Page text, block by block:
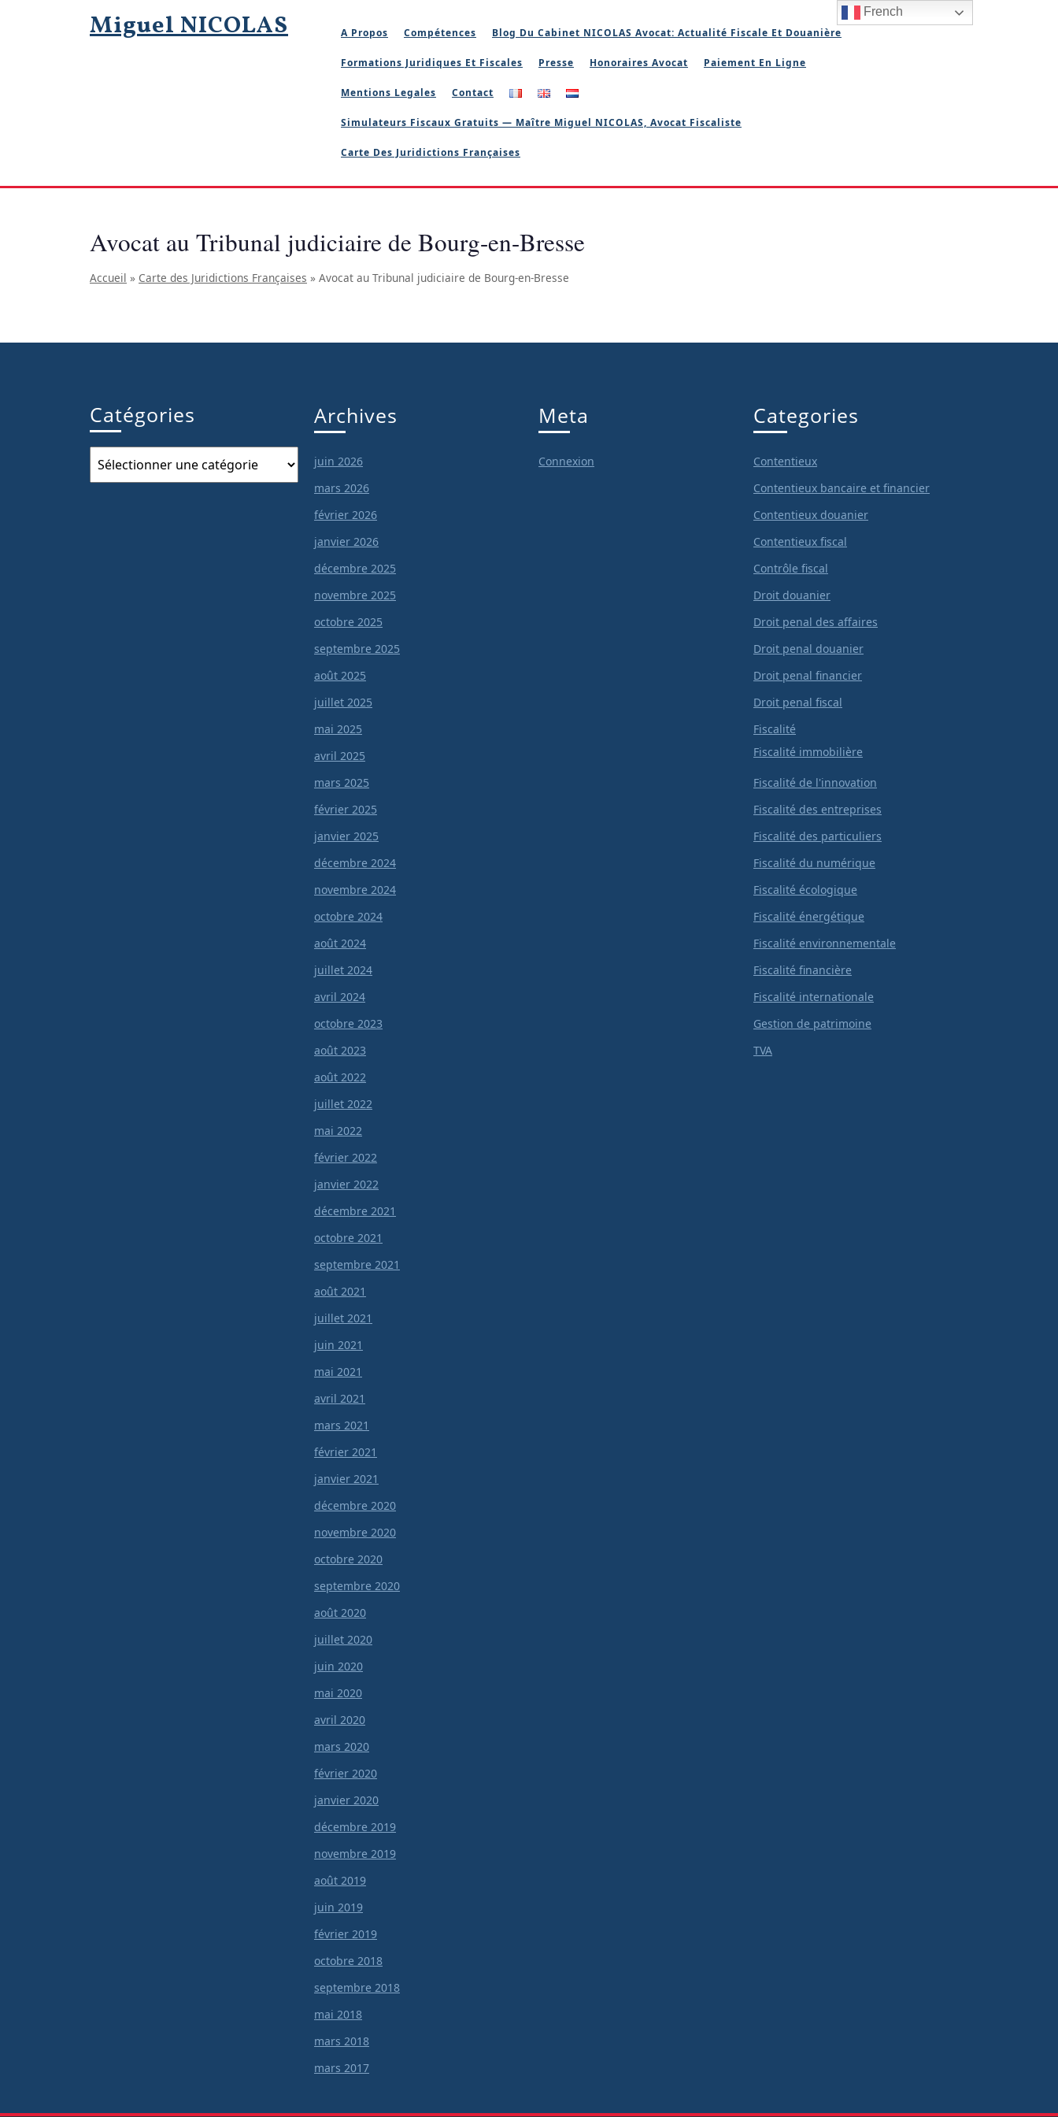
Miguel NICOLAS A Propos Compétences Blog Du Cabinet NICOLAS Avocat: Actualité Fiscale Et Douanière
Formations Juridiques Et Fiscales Presse Honoraires Avocat Paiement En Ligne
Mentions Legales Contact
Simulateurs Fiscaux Gratuits — Maître Miguel NICOLAS, Avocat Fiscaliste
Carte Des Juridictions Françaises
Avocat au Tribunal judiciaire de Bourg-en-Bresse
Accueil » Carte des Juridictions Françaises » Avocat au Tribunal judiciaire de Bourg-en-Bresse
Catégories
Catégories
Archives
juin 2026
mars 2026
février 2026
janvier 2026
décembre 2025
novembre 2025
octobre 2025
septembre 2025
août 2025
juillet 2025
mai 2025
avril 2025
mars 2025
février 2025
janvier 2025
décembre 2024
novembre 2024
octobre 2024
août 2024
juillet 2024
avril 2024
octobre 2023
août 2023
août 2022
juillet 2022
mai 2022
février 2022
janvier 2022
décembre 2021
octobre 2021
septembre 2021
août 2021
juillet 2021
juin 2021
mai 2021
avril 2021
mars 2021
février 2021
janvier 2021
décembre 2020
novembre 2020
octobre 2020
septembre 2020
août 2020
juillet 2020
juin 2020
mai 2020
avril 2020
mars 2020
février 2020
janvier 2020
décembre 2019
novembre 2019
août 2019
juin 2019
février 2019
octobre 2018
septembre 2018
mai 2018
mars 2018
mars 2017
Meta
Connexion
Categories
Contentieux
Contentieux bancaire et financier
Contentieux douanier
Contentieux fiscal
Contrôle fiscal
Droit douanier
Droit penal des affaires
Droit penal douanier
Droit penal financier
Droit penal fiscal
Fiscalité
Fiscalité immobilière
Fiscalité de l'innovation
Fiscalité des entreprises
Fiscalité des particuliers
Fiscalité du numérique
Fiscalité écologique
Fiscalité énergétique
Fiscalité environnementale
Fiscalité financière
Fiscalité internationale
Gestion de patrimoine
TVA
French